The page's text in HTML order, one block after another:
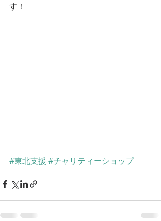
す！
#東北支援 #チャリティーショップ